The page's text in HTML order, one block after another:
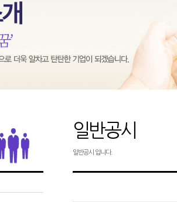
일반공시
일반공시 입니다.